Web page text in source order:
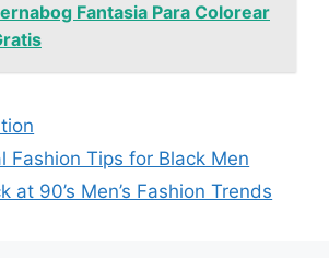
Fantasia Para Colorear
Fashion Tips for Black Men
at 90’s Men’s Fashion Trends